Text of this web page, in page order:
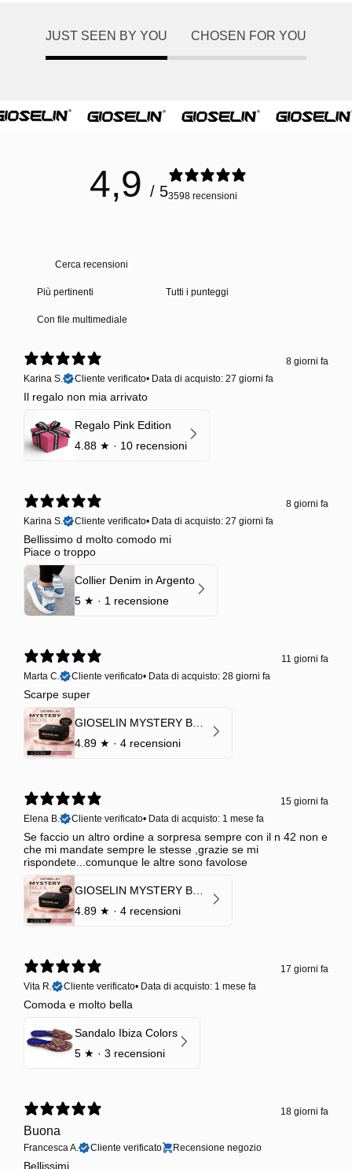
JUST SEEN BY YOU CHOSEN FOR YOU
4,9 / 53598 recensioni
Con file multimediale
8 giorni fa
Karina S.
Cliente verificato• Data di acquisto: 27 giorni fa
Il regalo non mia arrivato
Regalo Pink Edition
4.88 ★ · 10 recensioni
8 giorni fa
Karina S.
Cliente verificato• Data di acquisto: 27 giorni fa
Bellissimo d molto comodo mi
Piace o troppo
Collier Denim in Argento
5 ★ · 1 recensione
11 giorni fa
Marta C.
Cliente verificato• Data di acquisto: 28 giorni fa
Scarpe super
GIOSELIN MYSTERY BOX | €24,99 → Valore garantito minimo €70
4.89 ★ · 4 recensioni
15 giorni fa
Elena B.
Cliente verificato• Data di acquisto: 1 mese fa
Se faccio un altro ordine a sorpresa sempre con il n 42 non e
che mi mandate sempre le stesse ,grazie se mi
rispondete...comunque le altre sono favolose
GIOSELIN MYSTERY BOX | €24,99 → Valore garantito minimo €70
4.89 ★ · 4 recensioni
17 giorni fa
Vita R.
Cliente verificato• Data di acquisto: 1 mese fa
Comoda e molto bella
Sandalo Ibiza Colors
5 ★ · 3 recensioni
18 giorni fa
Buona
Francesca A. Cliente verificato Recensione negozio
Bellissimi